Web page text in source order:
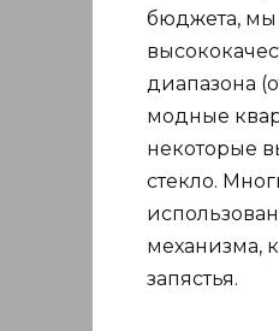
бюджета,
диапазона
модные
некоторые
стекло.
механизма,
запястья.